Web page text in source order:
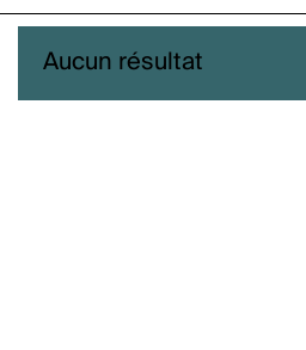
Aucun résultat